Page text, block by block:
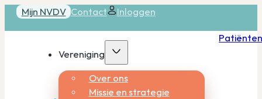
Mijn NVDV Contact Inloggen
Vereniging
Over ons
Missie en strategie